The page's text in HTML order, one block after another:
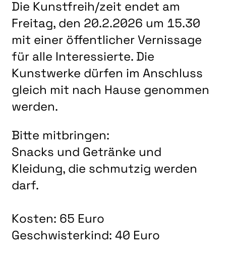
DER VEREIN
KUNSTHAUS R3
SPECKDRUMM HALLE
BEWERBUNG
UNSERE MITGLIEDER
UNSERE KÜNSTLER*INNEN
VERANSTALTUNGEN UNSERER MITGLIEDER
BEFREUNDETE KUNSTVEREINE
Die Kunstfreih/zeit endet am
Freitag, den 20.2.2026 um 15.30
mit einer öffentlicher Vernissage
für alle Interessierte. Die
Kunstwerke dürfen im Anschluss
gleich mit nach Hause genommen
werden.
Bitte mitbringen:
Snacks und Getränke und
Kleidung, die schmutzig werden
darf.
Kosten: 65 Euro
Geschwisterkind: 40 Euro